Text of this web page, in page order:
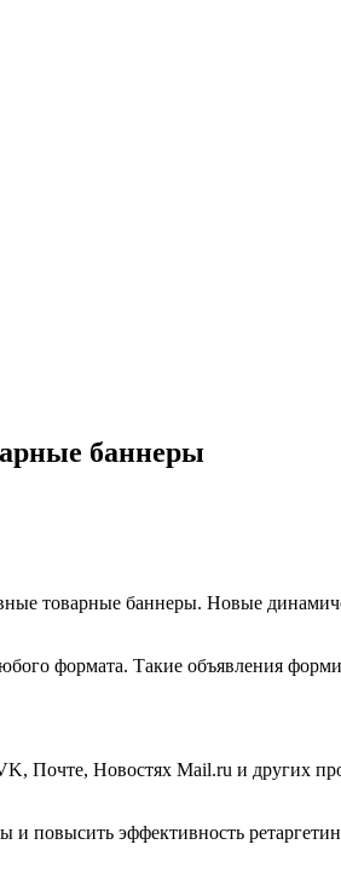
баннеры
товарные баннеры. Новые
формата. Такие объявления
Почте, Новостях Mail.ru и других
повысить эффективность